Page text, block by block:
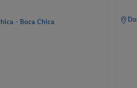
- Boca Chica